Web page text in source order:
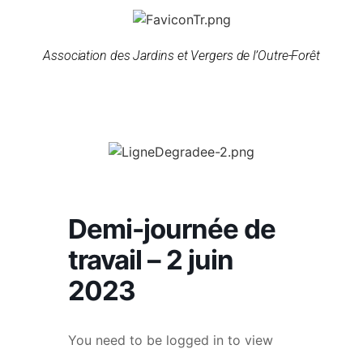
Association des Jardins et Vergers de l’Outre-Forêt
Demi-journée de
travail – 2 juin
2023
You need to be logged in to view